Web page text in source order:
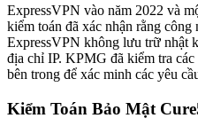
ExpressVPN vào năm 2022 và
kiểm toán đã xác nhận rằng công
ExpressVPN không lưu trữ nhật
địa chỉ IP. KPMG đã kiểm tra
bên trong để xác minh các yêu
Kiểm Toán Bảo Mật